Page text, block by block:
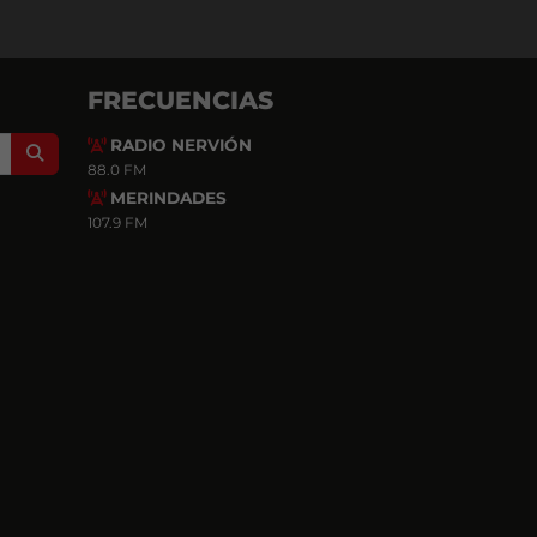
Search
FRECUENCIAS
RADIO NERVIÓN
88.0 FM
MERINDADES
107.9 FM